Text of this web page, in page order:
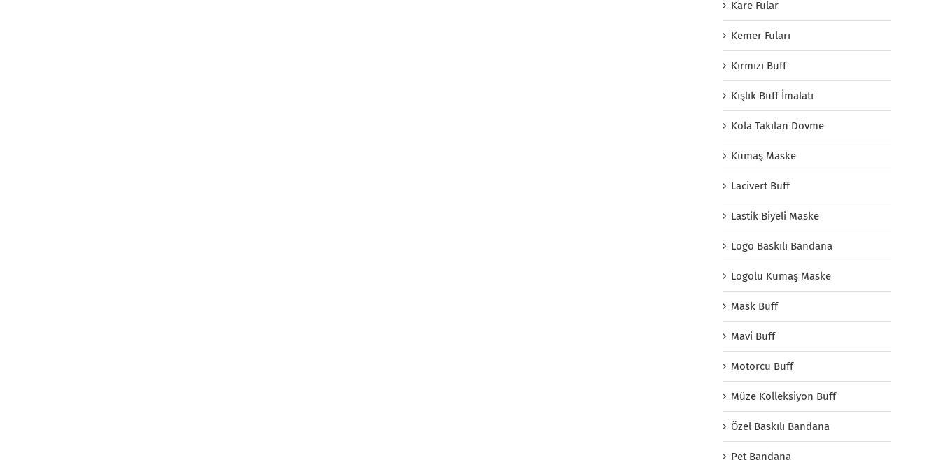
Kare Fular
Kemer Fuları
Kırmızı Buff
Kışlık Buff İmalatı
Kola Takılan Dövme
Kumaş Maske
Lacivert Buff
Lastik Biyeli Maske
Logo Baskılı Bandana
Logolu Kumaş Maske
Mask Buff
Mavi Buff
Motorcu Buff
Müze Kolleksiyon Buff
Özel Baskılı Bandana
Pet Bandana